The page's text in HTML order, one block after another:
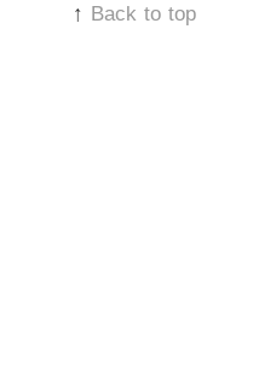
↑ Back to top